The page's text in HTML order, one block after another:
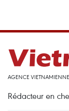
AGENCE
Rédacteur en